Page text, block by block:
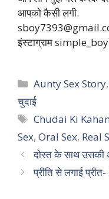
आपको कैसी लगी.
इंस्टाग्राम
Categories
Aunty Sex Story
चुदाई
Tags
Chudai Ki
Sex, Oral Sex, Real
दोस्त के साथ उसकी
प्रीति से लगाई प्रीत-